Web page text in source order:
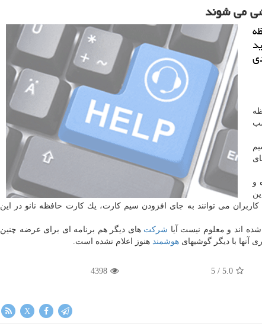
می شوند
های
بوده و
این
می توانند به جای افزودن سیم كارت، یك كارت حافظه نانو در این
اند و معلوم نیست آیا شركت های دیگر هم برنامه ای برای عرضه چنین
آنها با دیگر گوشیهای هوشمند هنوز اعلام نشده است.
5.0
/ 5
4398
X